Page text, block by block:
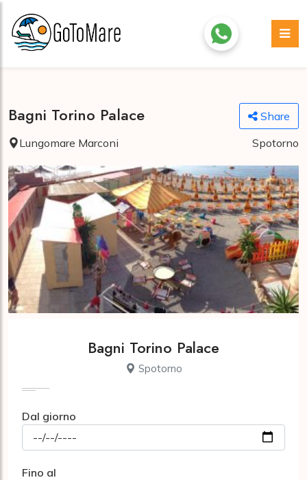
Bagni Torino Palace
Share
Lungomare Marconi
Spotorno
Bagni Torino Palace
Spotorno
Dal giorno
Fino al